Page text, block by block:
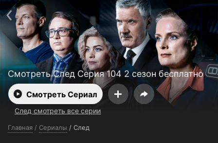
Смотреть След Серия 104 2 сезон бесплатно
Смотреть Сериал
След смотреть все серии
Главная / Сериалы / След
Поддержка:support@24h.tv
О сервисе
Пользовательское соглашение
Политика конфиденциальности
Для партнёров
Открыть приложение
Ввести промокод
Установить на ТВ
Бесплатные каналы Контакты